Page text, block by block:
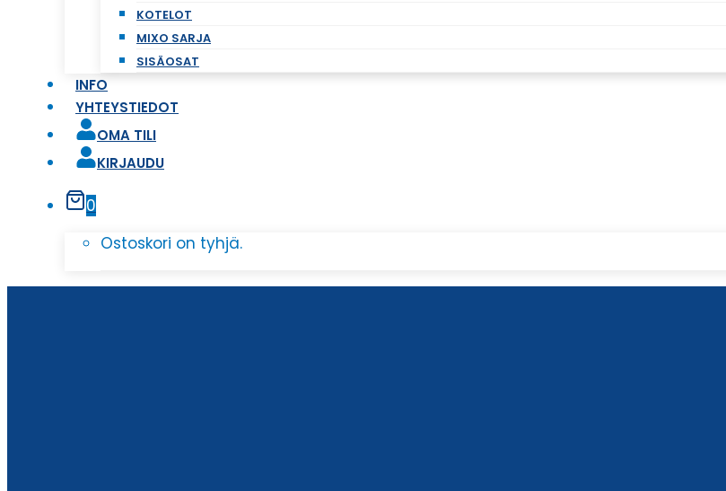
KOTELOT
MIXO SARJA
SISÄOSAT
INFO
YHTEYSTIEDOT
OMA TILI
KIRJAUDU
0
Ostoskori on tyhjä.